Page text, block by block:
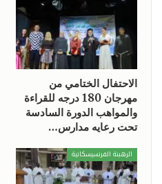
الاحتفال الختامي من
مهرجان 180 درجه للقراءة
والمواهب الدورة السادسة
تحت رعايه مدارس…
الرهبنة الفرنسيسكانية